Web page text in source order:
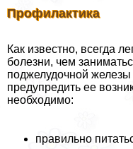
Профилактика
Как известно, всегда
болезни, чем
поджелудочной
предупредить ее
необходимо:
правильно